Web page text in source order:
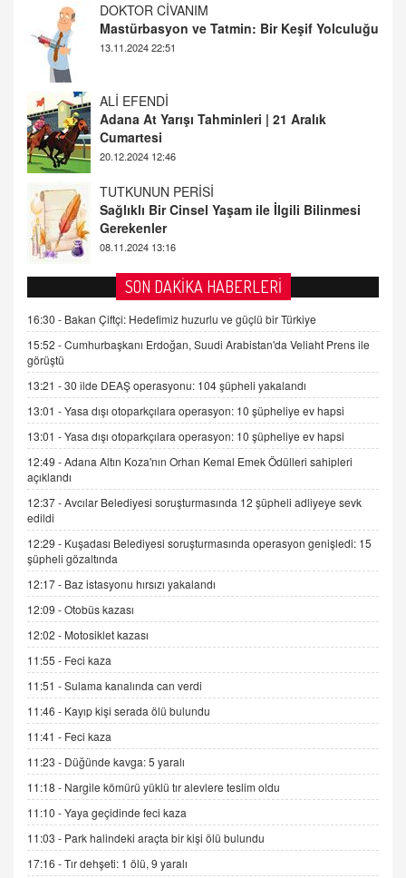
ALİ EFENDİ
Adana At Yarışı Tahminleri | 21 Aralık
Cumartesi
TUTKUNUN PERİSİ
Sağlıklı Bir Cinsel Yaşam ile İlgili Bilinmesi
Gerekenler
08.11.2024 13:16
FARUK ÖNALAN
Tezkere Onaylanmasaydı…
2 Kasım 2021 Salı 00:11
AV. DOĞAN CAN DOĞAN
Kişisel verilerin korunması ve dijital hukukun
gelişimi
15.09.2025 16:17
SEHER EREK
Kış Ayları Geldi, Hangi Önlemler Alınmalı?
9.12.2025 10:11
İNCİ GÜL AKÖL
06.07.2026 13:00
ADEM AKÖL
Esed Destekçilerinin Yüzüne Vurulan Şamar:
Sednaya
11.12.2024 12:30
DR. EKREM ASLAN
Gerçek Ne, Algı Ne? "Beraber Yürüyoruz"
Cümlesinin Peşinden
19.07.2025 12:45
GÖNÜL MENEKŞE
Şifacının Yolu
04.11.2025 12:56
AV. RÜMEYSA ÖZKALE
Kira Uyuşmazlıklarında Dava Açmadan Önce
Arabulucuya Başvuru Şartı
SON DAKİKA HABERLERİ
16:30 - Bakan Çiftçi: Hedefimiz huzurlu ve güçlü bir Türkiye
15:52 -Cumhurbaşkanı Erdoğan, Suudi Arabistan'da Veliaht Prens ile
görüştü
13:21 -30 ilde DEAŞ operasyonu: 104 şüpheli yakalandı
13:01 -Yasa dışı otoparkçılara operasyon: 10 şüpheliye ev hapsi
13:01 -Yasa dışı otoparkçılara operasyon: 10 şüpheliye ev hapsi
12:49 -Adana Altın Koza'nın Orhan Kemal Emek Ödülleri sahipleri
açıklandı
12:37 -Avcılar Belediyesi soruşturmasında 12 şüpheli adliyeye sevk
edildi
12:29 - Kuşadası Belediyesi soruşturmasında operasyon genişledi: 15
şüpheli gözaltında
12:17 - Baz istasyonu hırsızı yakalandı
12:09 -Otobüs kazası
12:02 - Motosiklet kazası
11:55 - Feci kaza
11:51 -Sulama kanalında can verdi
11:46 - Kayıp kişi serada ölü bulundu
11:41 - Feci kaza
11:23 - Düğünde kavga: 5 yaralı
11:18 - Nargile kömürü yüklü tır alevlere teslim oldu
11:10 -Yaya geçidinde feci kaza
11:03 - Park halindeki araçta bir kişi ölü bulundu
17:16 -Tır dehşeti: 1 ölü, 9 yaralı